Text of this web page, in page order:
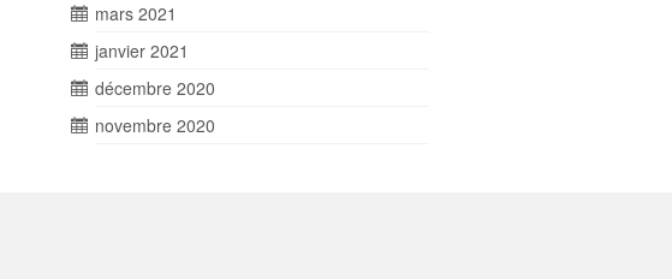
mars 2021
janvier 2021
décembre 2020
novembre 2020